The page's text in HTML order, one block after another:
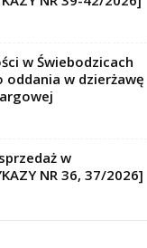
w Świebodzicach
oddania w dzierżawę
w
NR 36, 37/2026]